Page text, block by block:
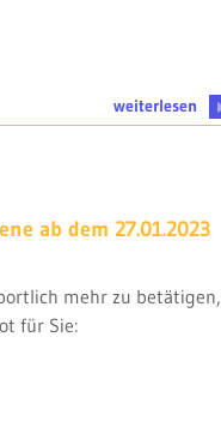
weiterlesen
ab dem 27.01.2023
mehr zu betätigen,
für Sie: